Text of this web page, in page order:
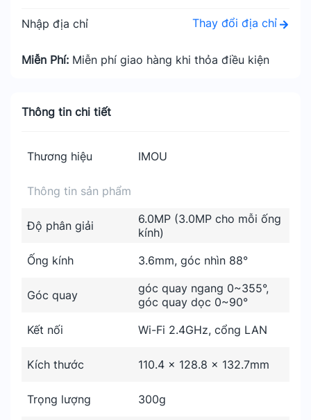
Nhập địa chỉ Thay đổi địa chỉ
Miễn Phí: Miễn phí giao hàng khi thỏa điều kiện
Thông tin chi tiết
Thương hiệu IMOU
Thông tin sản phẩm
Độ phân giải
6.0MP (3.0MP cho mỗi ống
kính)
Ống kính
3.6mm, góc nhìn 88°
Góc quay
góc quay ngang 0~355°,
góc quay dọc 0~90°
Kết nối
Wi-Fi 2.4GHz, cổng LAN
Kích thước 110.4 × 128.8 × 132.7mm
Trọng lượng 300g